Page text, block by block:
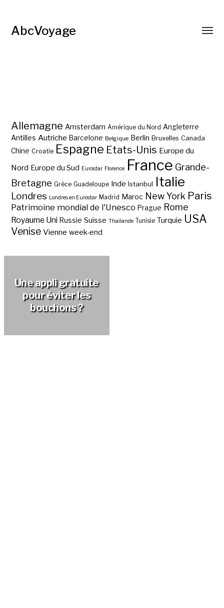
AbcVoyage
Allemagne Amsterdam Amérique du Nord Angleterre
Antilles Autriche Barcelone Belgique Berlin Bruxelles Canada
Chine Croatie Espagne Etats-Unis Europe du
Nord Europe du Sud Eurostar Florence France Grande-
Bretagne Grèce Guadeloupe Inde Istanbul Italie
Londres Londres en Eurostar Madrid Maroc New York Paris
Patrimoine mondial de l'Unesco Prague Rome
Royaume Uni Russie Suisse Thaïlande Tunisie Turquie USA
Venise Vienne week-end
Une appli gratuite
pour éviter les
bouchons ?